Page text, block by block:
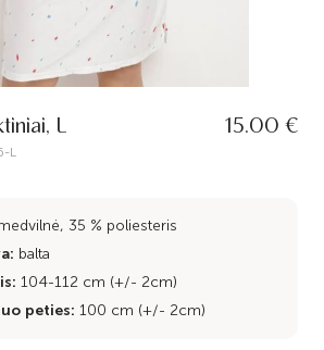
L
L
15.00 €
35 % poliesteris
balta
104-112 cm (+/- 2cm)
peties: 100 cm (+/- 2cm)